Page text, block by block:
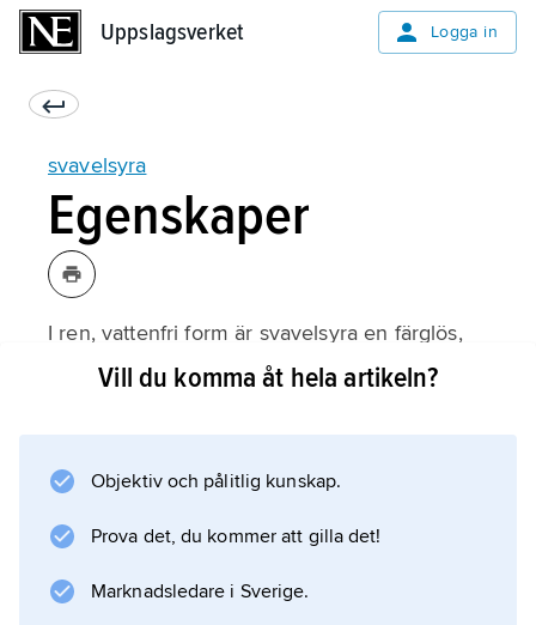
Uppslagsverket Logga in
svavelsyra
Egenskaper
I ren, vattenfri form är svavelsyra en färglös,
tjockflytande och tung vätska med fryspunkt
vid 15 °C. Den bildas genom reaktion mellan
svaveltrioxid och vatten under stark
värmeutveckling:
Vill du komma åt hela artikeln?
Objektiv och pålitlig kunskap.
Prova det, du kommer att gilla det!
Marknadsledare i Sverige.